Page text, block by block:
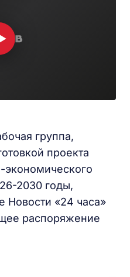
группа,
проекта
2030 годы,
Новости «24 часа»
распоряжение